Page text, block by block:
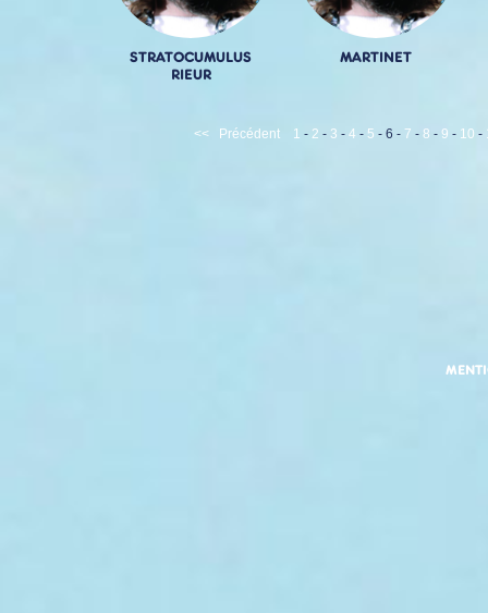
STRATOCUMULUS
RIEUR
MARTINET
<< Précédent 1 - 2 - 3 - 4 - 5 - 6 - 7 - 8 - 9 - 10 -